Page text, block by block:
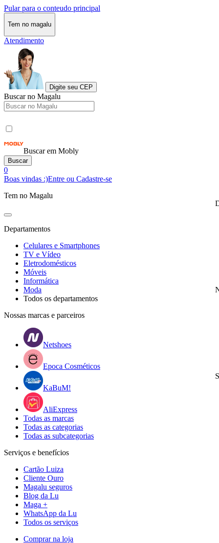
Pular para o conteudo principal
Tem no magalu
Atendimento
Digite seu CEP
Buscar no Magalu
Buscar em Mobly
Buscar
0
Boas vindas :)Entre ou Cadastre-se
Tem no Magalu
Departamentos
Celulares e Smartphones
TV e Vídeo
Eletrodomésticos
Móveis
Informática
Moda
Todos os departamentos
Nossas marcas e parceiros
Netshoes
Epoca Cosméticos
KaBuM!
AliExpress
Todas as marcas
Todas as categorias
Todas as subcategorias
Serviços e benefícios
Cartão Luiza
Cliente Ouro
Magalu seguros
Blog da Lu
Maga +
WhatsApp da Lu
Todos os serviços
Comprar na loja